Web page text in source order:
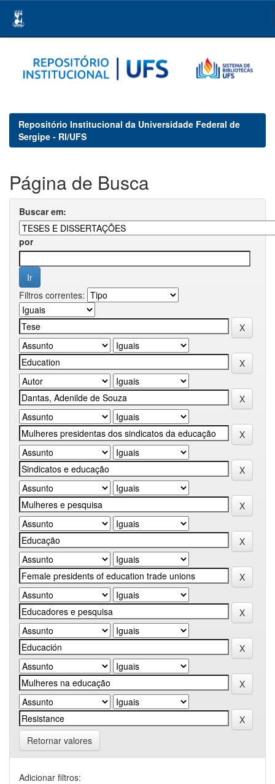
navigation
Repositório Institucional da Universidade Federal de
Sergipe - RI/UFS
Página de Busca
Buscar em:
por
Filtros correntes:
Retornar valores
Adicionar filtros: